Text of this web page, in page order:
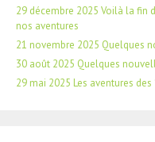
29 décembre 2025 Voilà la fin
nos aventures
21 novembre 2025 Quelques
30 août 2025 Quelques
29 mai 2025 Les aventures